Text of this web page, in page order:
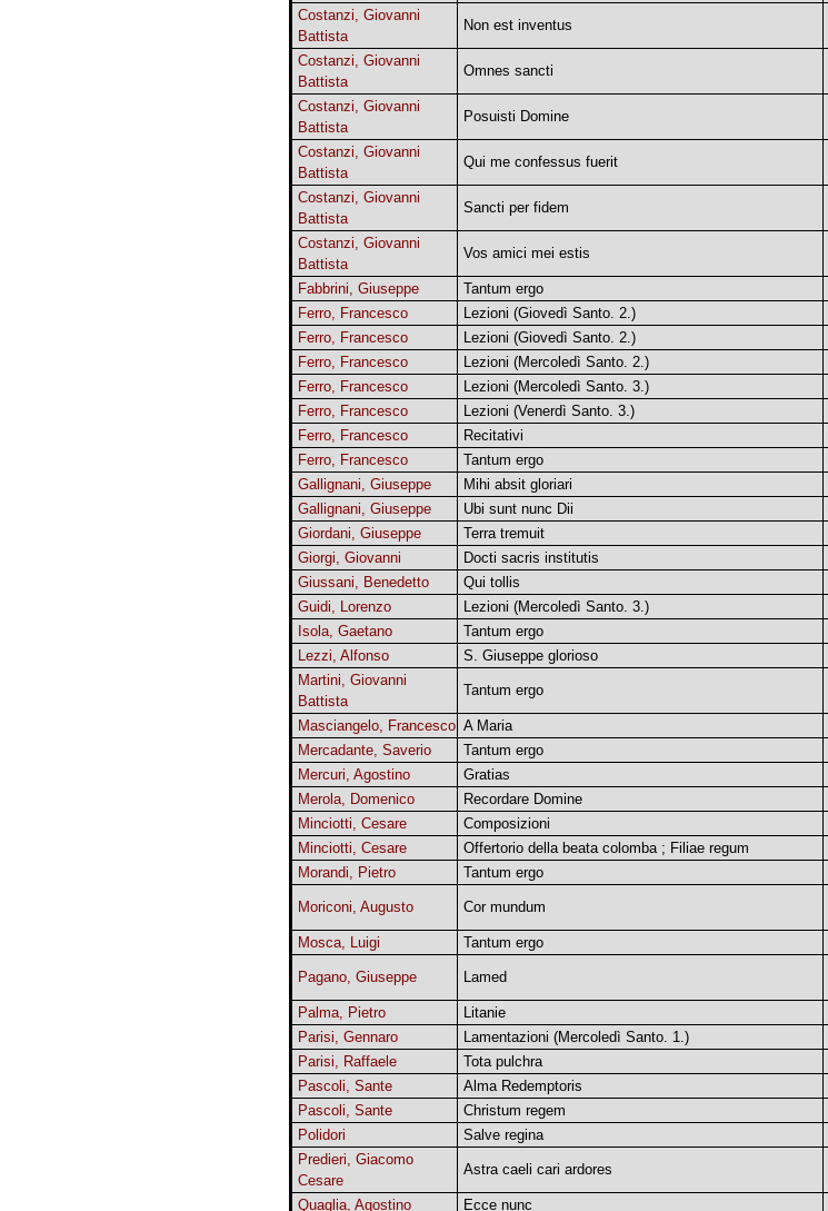
Costanzi, Giovanni
Battista
Non est inventus
Costanzi, Giovanni
Battista
Omnes sancti
Costanzi, Giovanni
Battista
Posuisti Domine
Costanzi, Giovanni
Battista
Qui me confessus fuerit
Costanzi, Giovanni
Battista
Sancti per fidem
Costanzi, Giovanni
Battista
Vos amici mei estis
Fabbrini, Giuseppe Tantum ergo
Ferro, Francesco
Lezioni (Giovedì Santo. 2.)
Ferro, Francesco
Lezioni (Giovedì Santo. 2.)
Ferro, Francesco
Lezioni (Mercoledì Santo. 2.)
Ferro, Francesco
Lezioni (Mercoledì Santo. 3.)
Ferro, Francesco
Lezioni (Venerdì Santo. 3.)
Ferro, Francesco
Recitativi
Ferro, Francesco
Tantum ergo
Gallignani, Giuseppe
Mihi absit gloriari
Gallignani, Giuseppe
Ubi sunt nunc Dii
Giordani, Giuseppe
Terra tremuit
Giorgi, Giovanni
Docti sacris institutis
Giussani, Benedetto
Qui tollis
Guidi, Lorenzo
Lezioni (Mercoledì Santo. 3.)
Isola, Gaetano
Tantum ergo
Lezzi, Alfonso
S. Giuseppe glorioso
Martini, Giovanni
Battista
Tantum ergo
Masciangelo, Francesco A Maria
Mercadante, Saverio
Tantum ergo
Mercuri, Agostino
Gratias
Merola, Domenico
Recordare Domine
Minciotti, Cesare
Composizioni
Minciotti, Cesare
Offertorio della beata colomba ; Filiae regum
Morandi, Pietro
Tantum ergo
Moriconi, Augusto Cor mundum
Mosca, Luigi
Tantum ergo
Pagano, Giuseppe Lamed
Palma, Pietro Litanie
Parisi, Gennaro
Lamentazioni (Mercoledì Santo. 1.)
Parisi, Raffaele
Tota pulchra
Pascoli, Sante
Alma Redemptoris
Pascoli, Sante
Christum regem
Polidori
Salve regina
Predieri, Giacomo
Cesare
Astra caeli cari ardores
Quaglia, Agostino Ecce nunc